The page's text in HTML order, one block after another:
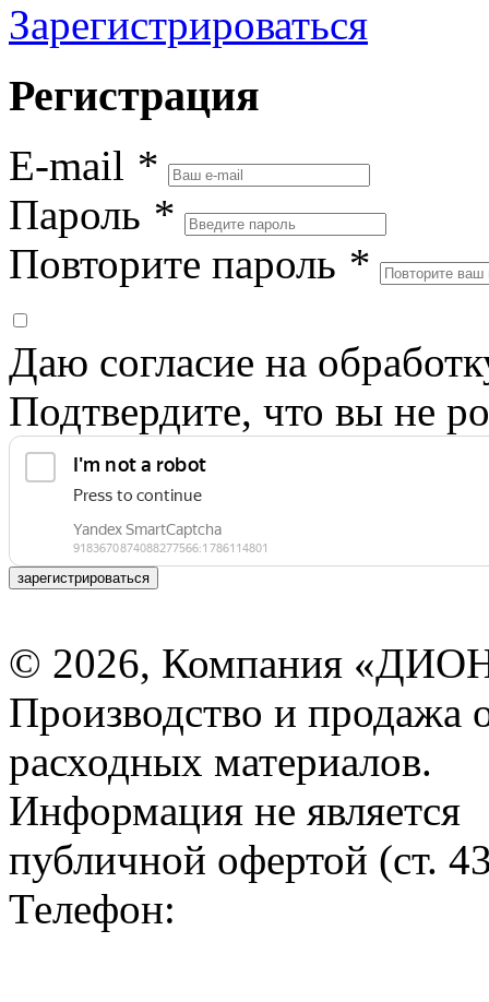
Зарегистрироваться
Регистрация
E-mail *
Пароль *
Повторите пароль *
Даю согласие на
Подтвердите, что вы не
зарегистрироваться
© 2026, Компания
Производство и продажа
расходных материалов.
Информация не является
публичной офертой (ст.
Телефон: